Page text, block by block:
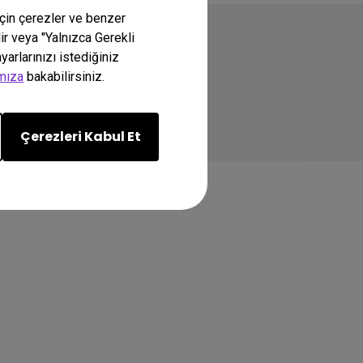
çerezler ve benzer
veya "Yalnızca Gerekli
istediğiniz
bakabilirsiniz.
Çerezleri Kabul Et